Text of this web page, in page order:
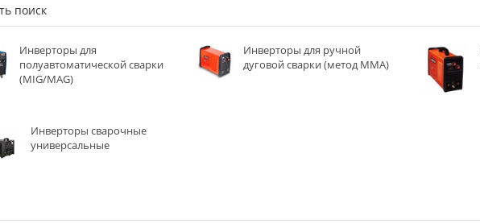
поиск
Инверторы для
полуавтоматической сварки
(MIG/MAG)
Инверторы для ручной
дуговой сварки (метод MMA)
Инверторы сварочные
универсальные